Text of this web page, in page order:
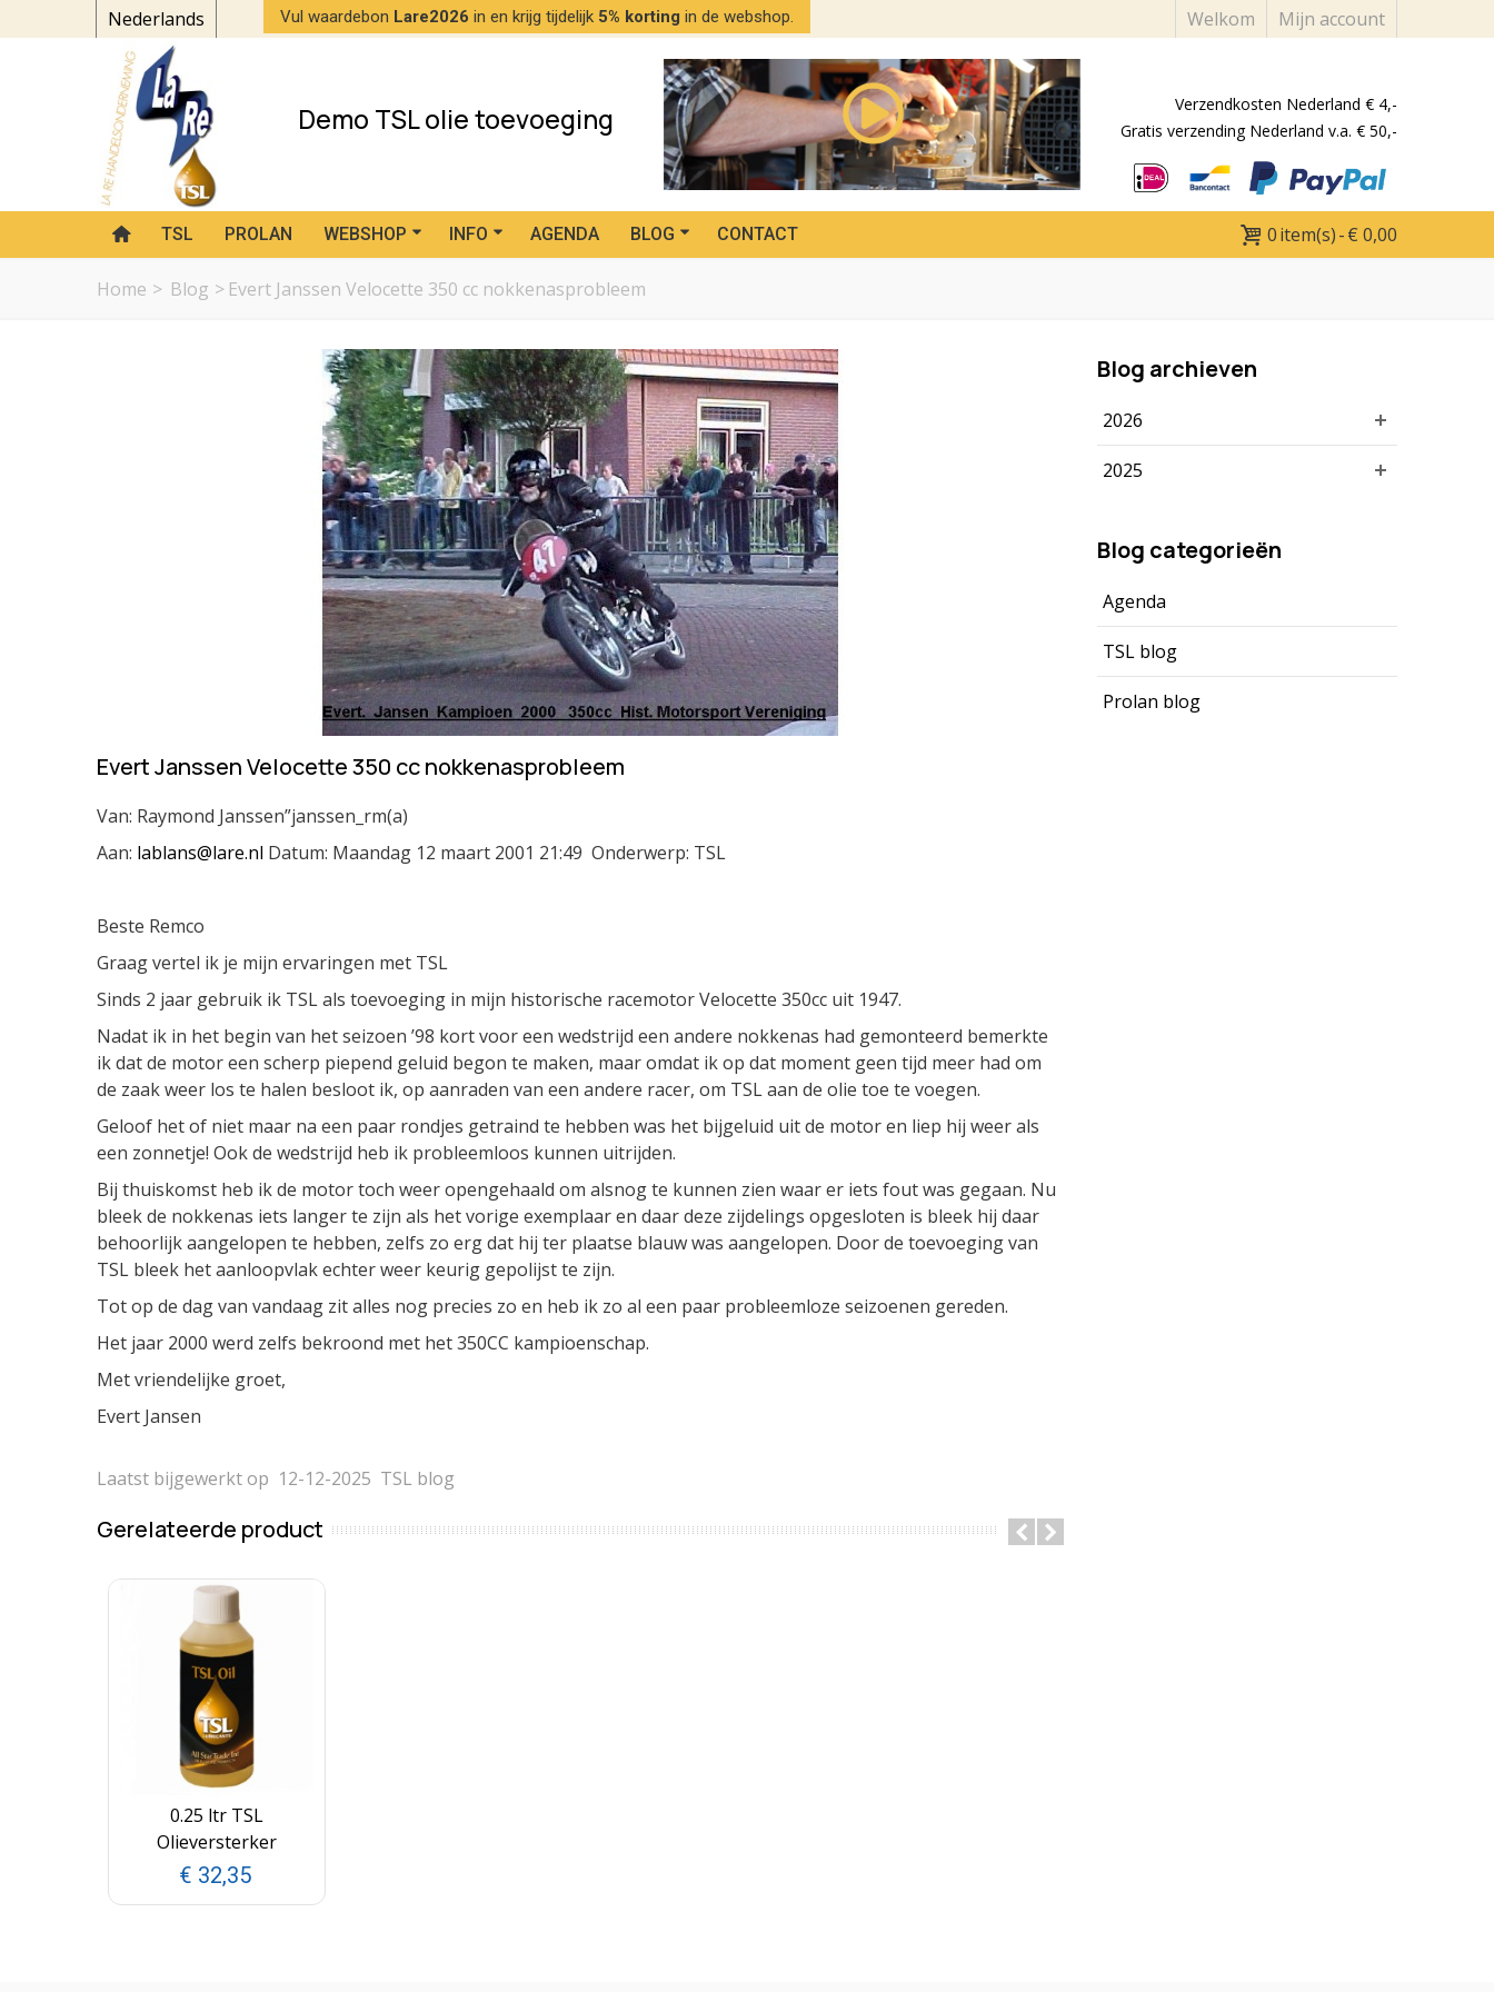
Vul waardebon Lare2026 in en krijg tijdelijk 5% korting in de webshop. Welkom Mijn account
Nederlands
Demo TSL olie toevoeging
Verzendkosten Nederland € 4,-
Gratis verzending Nederland v.a. € 50,-
0item(s)-€ 0,00
TSL PROLAN WEBSHOP INFO AGENDA BLOG CONTACT
Home > Blog > Evert Janssen Velocette 350 cc nokkenasprobleem
Evert Janssen Velocette 350 cc nokkenasprobleem
Van: Raymond Janssen”janssen_rm(a)
Aan: lablans@lare.nl Datum: Maandag 12 maart 2001 21:49 Onderwerp: TSL
Beste Remco
Graag vertel ik je mijn ervaringen met TSL
Sinds 2 jaar gebruik ik TSL als toevoeging in mijn historische racemotor Velocette 350cc uit 1947.
Nadat ik in het begin van het seizoen ’98 kort voor een wedstrijd een andere nokkenas had gemonteerd bemerkte
ik dat de motor een scherp piepend geluid begon te maken, maar omdat ik op dat moment geen tijd meer had om
de zaak weer los te halen besloot ik, op aanraden van een andere racer, om TSL aan de olie toe te voegen.
Geloof het of niet maar na een paar rondjes getraind te hebben was het bijgeluid uit de motor en liep hij weer als
een zonnetje! Ook de wedstrijd heb ik probleemloos kunnen uitrijden.
Bij thuiskomst heb ik de motor toch weer opengehaald om alsnog te kunnen zien waar er iets fout was gegaan. Nu
bleek de nokkenas iets langer te zijn als het vorige exemplaar en daar deze zijdelings opgesloten is bleek hij daar
behoorlijk aangelopen te hebben, zelfs zo erg dat hij ter plaatse blauw was aangelopen. Door de toevoeging van
TSL bleek het aanloopvlak echter weer keurig gepolijst te zijn.
Tot op de dag van vandaag zit alles nog precies zo en heb ik zo al een paar probleemloze seizoenen gereden.
Het jaar 2000 werd zelfs bekroond met het 350CC kampioenschap.
Met vriendelijke groet,
Evert Jansen
Laatst bijgewerkt op 12-12-2025 TSL blog
Gerelateerde product
0.25 ltr TSL
Olieversterker
€ 32,35
Blog archieven
2026
2025
Blog categorieën
Agenda
TSL blog
Prolan blog